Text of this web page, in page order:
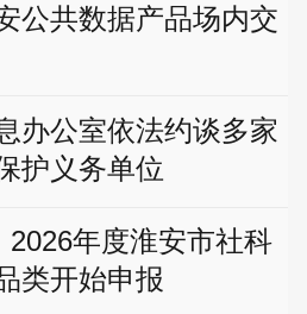
公共数据产品场内交
办公室依法约谈多家
护义务单位
2026年度淮安市社科
类开始申报